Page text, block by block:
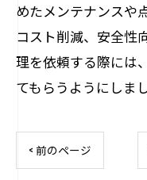
めたメンテナンスや
コスト削減、安全性
理を依頼する際には
てもらうようにしま
< 前のページ